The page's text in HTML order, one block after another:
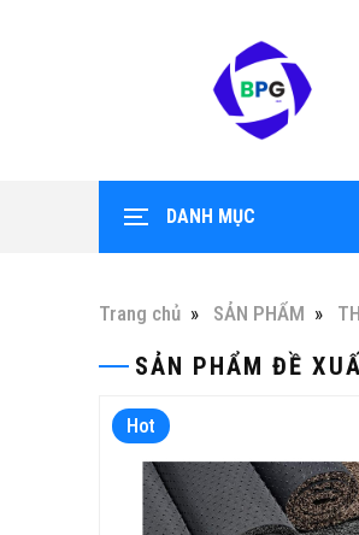
DANH MỤC
Trang chủ SẢN PHẨM
SẢN PHẨM ĐỀ
Hot